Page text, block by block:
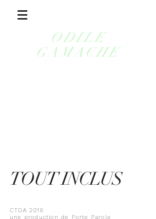
ODILE
GAMACHE
TOUT INCLUS
CTDA 2016
une production de Porte Parole